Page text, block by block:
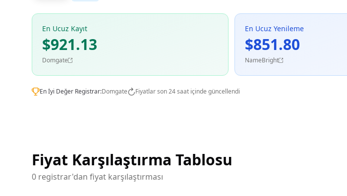
En Ucuz Kayıt
$921.13
Domgate
En Ucuz Yenileme
$851.80
NameBright
En İyi Değer Registrar:Domgate Fiyatlar son 24 saat içinde güncellendi
Fiyat Karşılaştırma Tablosu
0 registrar'dan fiyat karşılaştırması